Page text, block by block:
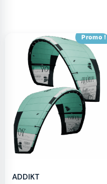
Promo !
ADDIKT